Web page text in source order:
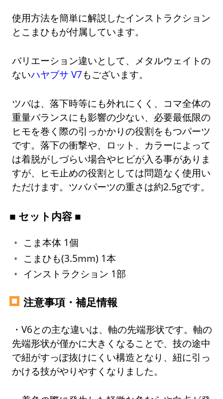
使用方法を簡単に解説したインストラクション
とこまひもが付属しています。
バリエーション違いとして、メタルウェイトの
ないハヤブサ V7もございます。
ツバは、落下時等にも外れにくく、コマ全体の
重量バランスにも影響の少ない、必要最低限の
ヒモを巻く際の引っかかりの役割をもつパーツ
です。落下の衝撃や、ロット、カラーによって
は着脱がしづらい場合やヒビが入る事がありま
すが、ヒモ止めの役割としては問題なく使用い
ただけます。ツバパーツの重さは約2.5gです。
■ セット内容 ■
こま本体 1個
こまひも(3.5mm) 1本
インストラクション 1部
注意事項・補足情報
・V6との主な違いは、軸の先端形状です。軸の
先端形状が僅かに大きくなることで、技の途中
で紐がすっぽ抜けにくい構造となり、紐に引っ
かける技がやりやすくなりました。